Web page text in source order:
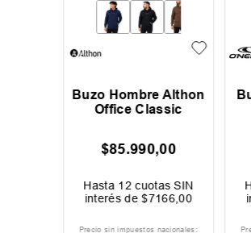
Buzo Hombre Rip
Curl Surf Puff
125.999,00$139
Hasta 12cuotas SIN
interés de$10. 500
Precio sin impuestos nacionales: